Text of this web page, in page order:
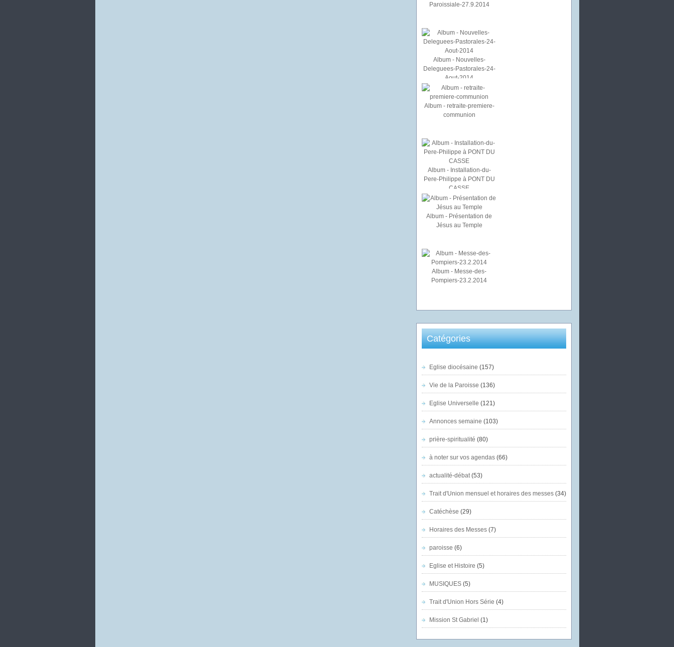
Paroissiale-27.9.2014
Album - Nouvelles-
Deleguees-Pastorales-24-
Aout-2014
Album - retraite-premiere-
communion
Album - Installation-du-
Pere-Philippe à PONT DU
CASSE
Album - Présentation de
Jésus au Temple
Album - Messe-des-
Pompiers-23.2.2014
Catégories
Eglise diocésaine (157)
Vie de la Paroisse (136)
Eglise Universelle (121)
Annonces semaine (103)
prière-spiritualité (80)
à noter sur vos agendas(66)
actualité-débat(53)
Trait d'Union mensuel et horaires des messes(34)
Catéchèse (29)
Horaires des Messes(7)
paroisse (6)
Eglise et Histoire (5)
MUSIQUES(5)
Trait d'Union Hors Série (4)
Mission St Gabriel (1)